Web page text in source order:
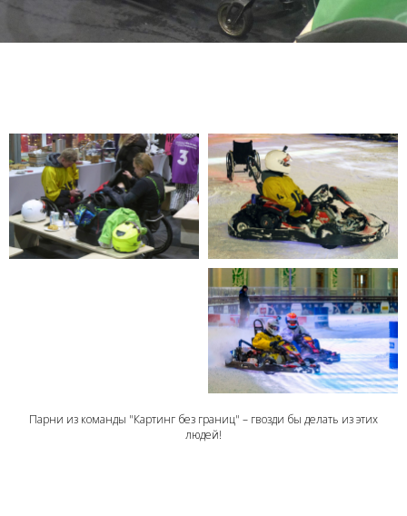
Парни из команды "Картинг без границ" – гвозди бы делать из этих
людей!